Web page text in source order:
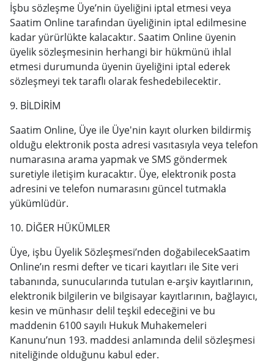
İşbu sözleşme Üye’nin üyeliğini iptal etmesi veya
Saatim Online tarafından üyeliğinin iptal edilmesine
kadar yürürlükte kalacaktır. Saatim Online üyenin
üyelik sözleşmesinin herhangi bir hükmünü ihlal
etmesi durumunda üyenin üyeliğini iptal ederek
sözleşmeyi tek taraflı olarak feshedebilecektir.
9. BİLDİRİM
Saatim Online, Üye ile Üye'nin kayıt olurken bildirmiş
olduğu elektronik posta adresi vasıtasıyla veya telefon
numarasına arama yapmak ve SMS göndermek
suretiyle iletişim kuracaktır. Üye, elektronik posta
adresini ve telefon numarasını güncel tutmakla
yükümlüdür.
10. DİĞER HÜKÜMLER
Üye, işbu Üyelik Sözleşmesi’nden doğabilecekSaatim
Online’ın resmi defter ve ticari kayıtları ile Site veri
tabanında, sunucularında tutulan e-arşiv kayıtlarının,
elektronik bilgilerin ve bilgisayar kayıtlarının, bağlayıcı,
kesin ve münhasır delil teşkil edeceğini ve bu
maddenin 6100 sayılı Hukuk Muhakemeleri
Kanunu’nun 193. maddesi anlamında delil sözleşmesi
niteliğinde olduğunu kabul eder.